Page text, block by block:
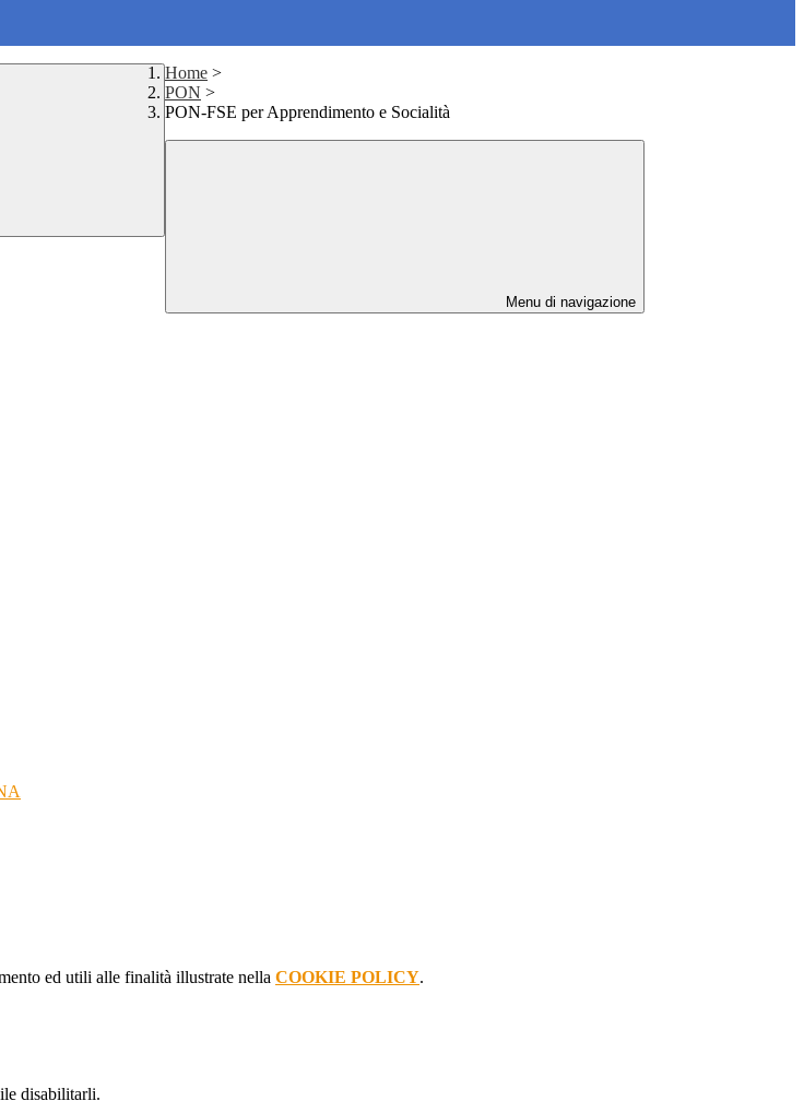
Home >
PON >
PON-FSE per Apprendimento e Socialità
Menu di navigazione
ed utili alle finalità illustrate nella COOKIE POLICY.
disabilitarli.